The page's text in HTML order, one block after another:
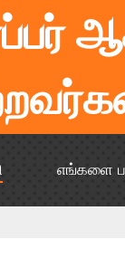
எங்களை